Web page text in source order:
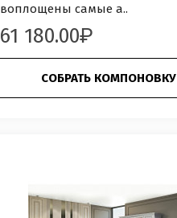
воплощены самые а..
61 180.00
СОБРАТЬ КОМПОНОВКУ